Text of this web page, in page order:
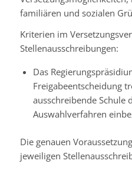
familiären und sozialen
Kriterien im
Stellenausschreibungen:
Das
Freigabeentscheidung
ausschreibende Schule
Auswahlverfahren
Die genauen
jeweiligen